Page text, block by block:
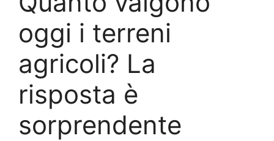
oggi i terreni
agricoli? La
risposta è
sorprendente